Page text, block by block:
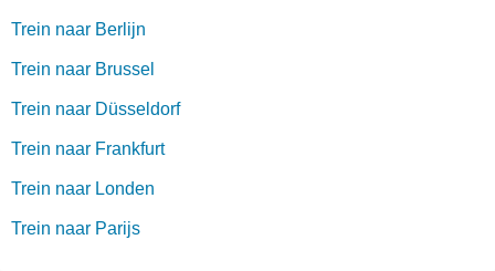
Trein naar Berlijn
Trein naar Brussel
Trein naar Düsseldorf
Trein naar Frankfurt
Trein naar Londen
Trein naar Parijs